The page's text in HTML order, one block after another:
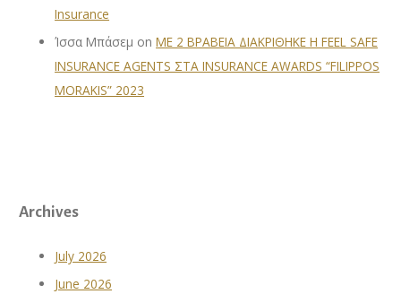
Insurance
Ίσσα Μπάσεμ onΜΕ 2 ΒΡΑΒΕΙΑ ΔΙΑΚΡΙΘΗΚΕ Η FEEL SAFE
INSURANCE AGENTS ΣΤΑ INSURANCE AWARDS “FILIPPOS
MORAKIS” 2023
Archives
July 2026
June 2026